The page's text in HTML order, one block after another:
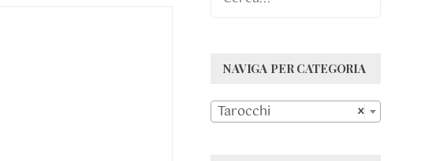
NAVIGA PER CATEGORIA
×
Tarocchi